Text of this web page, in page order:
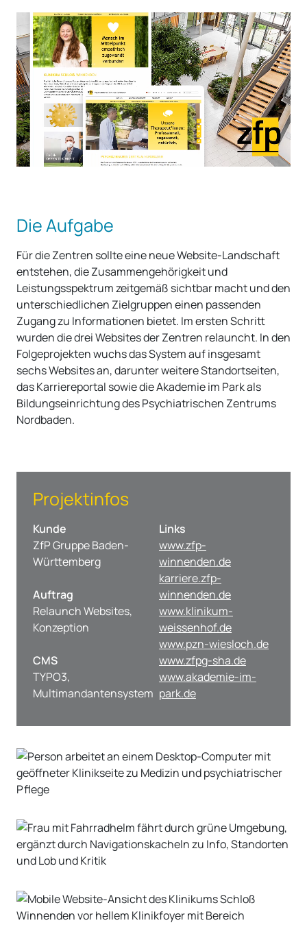
Die Aufgabe
Für die Zentren sollte eine neue Website-Landschaft
entstehen, die Zusammengehörigkeit und
Leistungsspektrum zeitgemäß sichtbar macht und den
unterschiedlichen Zielgruppen einen passenden
Zugang zu Informationen bietet. Im ersten Schritt
wurden die drei Websites der Zentren relauncht. In den
Folgeprojekten wuchs das System auf insgesamt
sechs Websites an, darunter weitere Standortseiten,
das Karriereportal sowie die Akademie im Park als
Bildungseinrichtung des Psychiatrischen Zentrums
Nordbaden.
Projektinfos
Kunde
ZfP Gruppe Baden-
Württemberg
Auftrag
Relaunch Websites,
Konzeption
CMS
TYPO3,
Multimandantensystem
Links
www.zfp-
winnenden.de
karriere.zfp-
winnenden.de
www.klinikum-
weissenhof.de
www.pzn-wiesloch.de
www.zfpg-sha.de
www.akademie-im-
park.de